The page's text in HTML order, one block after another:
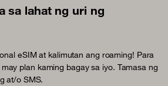
sa lahat ng uri ng
eSIM at kalimutan ang roaming! Para
plan kaming bagay sa iyo. Tamasa ng
at/o SMS.